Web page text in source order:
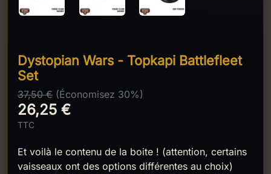
Dystopian Wars - Topkapi Battlefleet
Set
37,50 € (Économisez 30%)
26,25 €
TTC
Et voilà le contenu de la boite ! (attention, certains
vaisseaux ont des options différentes au choix)